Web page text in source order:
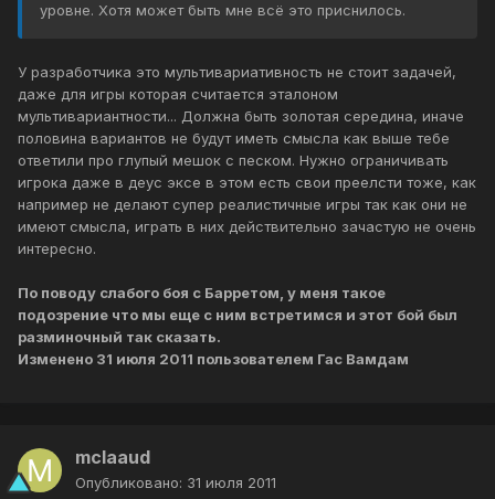
уровне. Хотя может быть мне всё это приснилось.
У разработчика это мультивариативность не стоит задачей,
даже для игры которая считается эталоном
мультивариантности... Должна быть золотая середина, иначе
половина вариантов не будут иметь смысла как выше тебе
ответили про глупый мешок с песком. Нужно ограничивать
игрока даже в деус эксе в этом есть свои преелсти тоже, как
например не делают супер реалистичные игры так как они не
имеют смысла, играть в них действительно зачастую не очень
интересно.
По поводу слабого боя с Барретом, у меня такое
подозрение что мы еще с ним встретимся и этот бой был
разминочный так сказать.
Изменено 31 июля 2011 пользователем Гас Вамдам
mclaaud
Опубликовано: 31 июля 2011